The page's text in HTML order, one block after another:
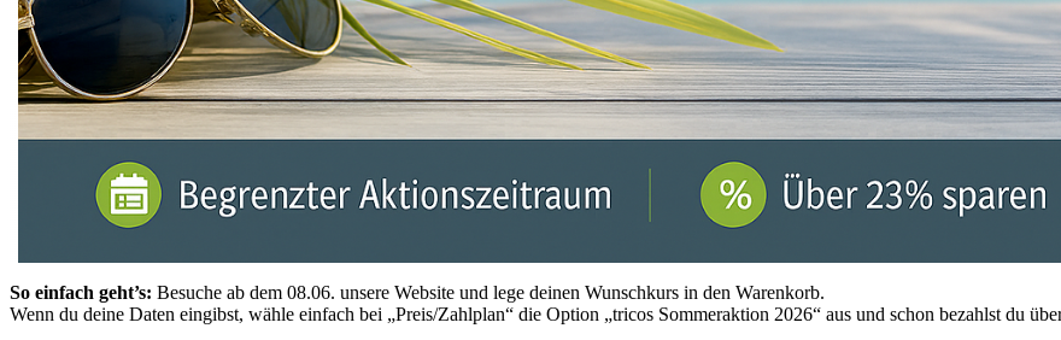
So einfach geht’s: Besuche ab dem 08.06. unsere Website und lege deinen Wunschkurs in den Warenkorb.
Wenn du deine Daten eingibst, wähle einfach bei „Preis/Zahlplan“ die Option „tricos Sommeraktion 2026“ aus und schon bezahlst du